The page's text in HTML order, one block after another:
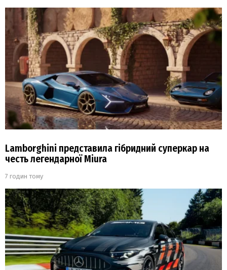
Lamborghini представила гібридний суперкар на
честь легендарної Miura
7 годин тому